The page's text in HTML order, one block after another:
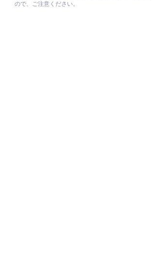
ので、ご注意ください。